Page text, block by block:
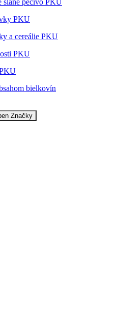
slané pečivo PKU
PKU
a cereálie PKU
PKU
bielkovín
Značky